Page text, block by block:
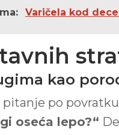
Varičela kod
kao
po
oseća lepo?“